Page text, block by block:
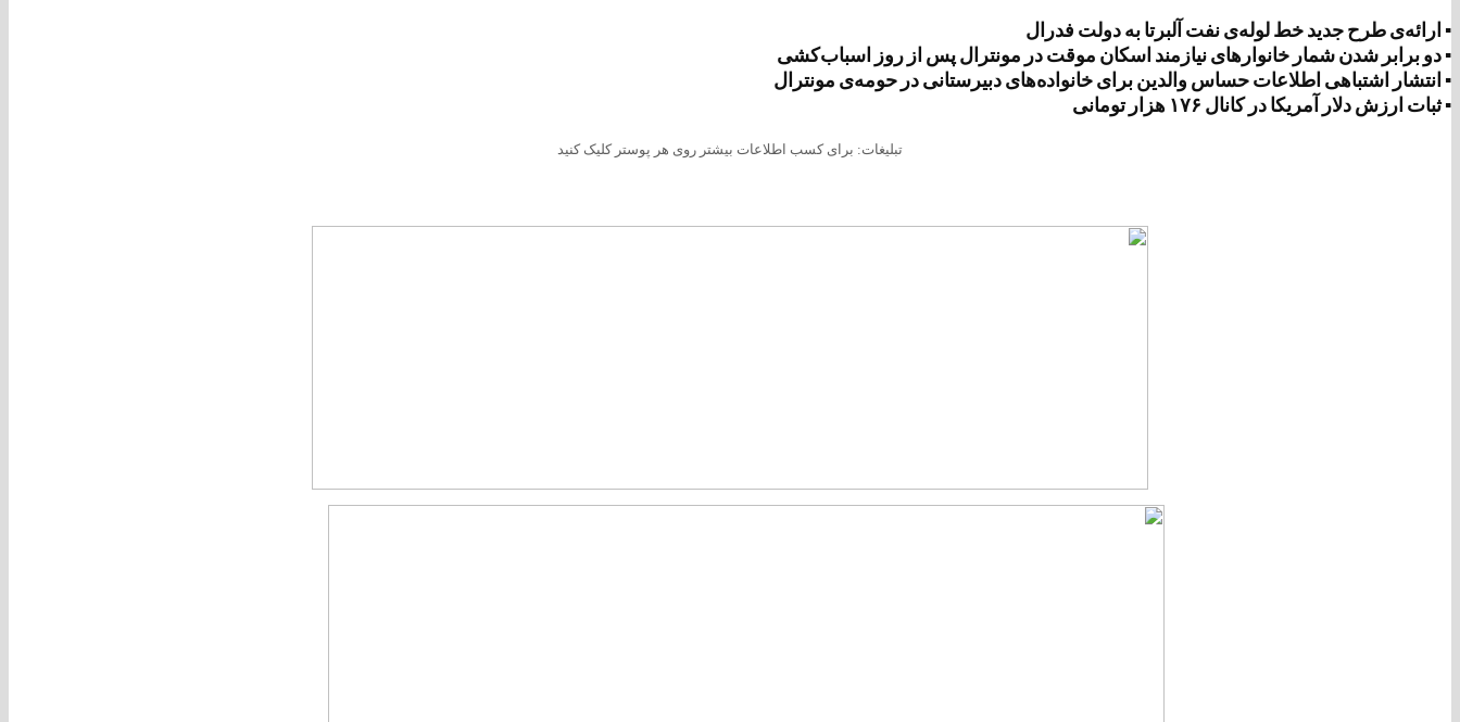
▪ ارائه‌ی طرح جدید خط لوله‌ی نفت آلبرتا به دولت فدرال
▪ دو برابر شدن شمار خانوارهای نیازمند اسکان موقت در مونترال پس از روز اسباب‌کشی
▪ انتشار اشتباهی اطلاعات حساس والدین برای خانواده‌های دبیرستانی در حومه‌ی مونترال
▪ ثبات ارزش دلار آمریکا در کانال ۱۷۶ هزار تومانی
تبلیغات: برای کسب اطلاعات بیشتر روی هر پوستر کلیک کنید